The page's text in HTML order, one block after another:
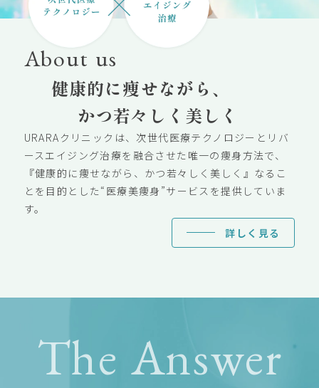
About us
健康的に痩せながら、
かつ若々しく美しく
URARAクリニックは、次世代医療テクノロジーとリバ
ースエイジング治療を融合させた唯一の痩身方法で、
『健康的に痩せながら、かつ若々しく美しく』なるこ
とを目的とした“医療美痩身”サービスを提供していま
す。
詳しく見る
The Answer